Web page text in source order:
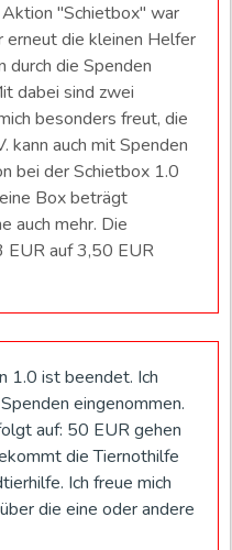
"Schietbox" war
erneut die kleinen Helfer
die Spenden
dabei sind zwei
besonders freut, die
kann auch mit Spenden
bei der Schietbox 1.0
Box beträgt
auch mehr. Die
EUR auf 3,50 EUR
1.0 ist beendet. Ich
eingenommen.
auf: 50 EUR gehen
die Tiernothilfe
Ich freue mich
die eine oder andere